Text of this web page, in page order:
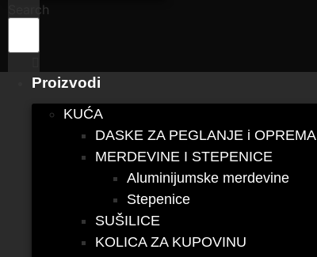
Search
Proizvodi
KUĆA
DASKE ZA PEGLANJE i OPREMA
MERDEVINE I STEPENICE
Aluminijumske merdevine
Stepenice
SUŠILICE
KOLICA ZA KUPOVINU